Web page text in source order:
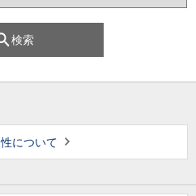
検索
について